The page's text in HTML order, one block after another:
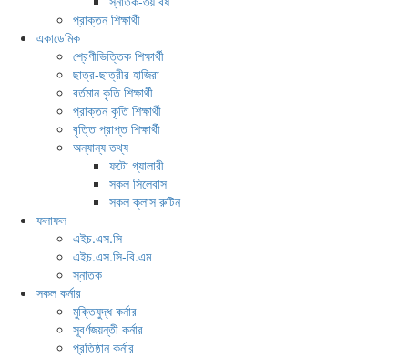
প্রাক্তন শিক্ষার্থী
একাডেমিক
শ্রেণীভিত্তিক শিক্ষার্থী
ছাত্র-ছাত্রীর হাজিরা
বর্তমান কৃতি শিক্ষার্থী
প্রাক্তন কৃতি শিক্ষার্থী
বৃত্তি প্রাপ্ত শিক্ষার্থী
অন্যান্য তথ্য
ফটো গ্যালারী
সকল সিলেবাস
সকল ক্লাস রুটিন
ফলাফল
এইচ.এস.সি
এইচ.এস.সি-বি.এম
স্নাতক
সকল কর্নার
মুক্তিযুদ্ধ কর্নার
সূবর্ণজয়ন্তী কর্নার
প্রতিষ্ঠান কর্নার